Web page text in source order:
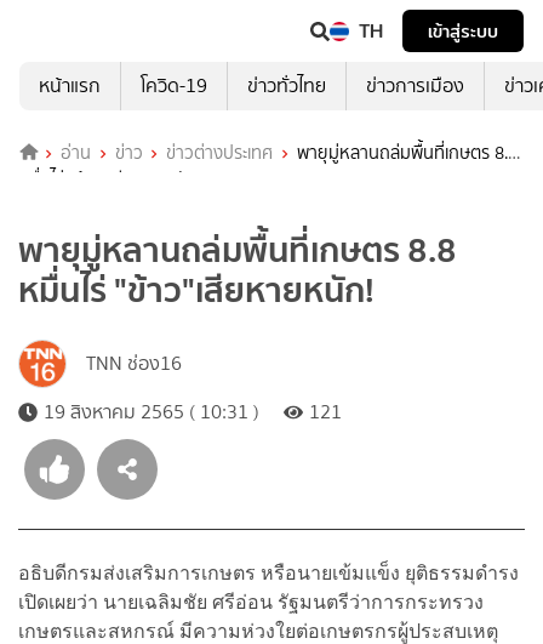
TH
เข้าสู่ระบบ
หน้าแรก
โควิด-19 ข่าวทั่วไทย ข่าวการเมือง ข่าว
อ่าน ข่าว ข่าวต่างประเทศ
พายุมู่หลานถล่มพื้นที่เกษตร 8.8
หมื่นไร่ "ข้าว"เสียหายหนัก!
พายุมู่หลานถล่มพื้นที่เกษตร 8.8
หมื่นไร่ "ข้าว"เสียหายหนัก!
TNN ช่อง16
19 สิงหาคม 2565 ( 10:31 )
121
อธิบดีกรมส่งเสริมการเกษตร หรือนายเข้มแข็ง ยุติธรรมดำรง
เปิดเผยว่า นายเฉลิมชัย ศรีอ่อน รัฐมนตรีว่าการกระทรวง
เกษตรและสหกรณ์ มีความห่วงใยต่อเกษตรกรผู้ประสบเหตุ